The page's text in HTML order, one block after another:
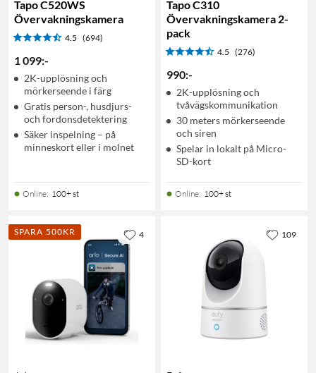
Tapo C520WS
Övervakningskamera
4.5 (694)
1 099:-
2K-upplösning och
mörkerseende i färg
Gratis person-, husdjurs-
och fordonsdetektering
Säker inspelning – på
minneskort eller i molnet
Online: 100+ st
Tapo C310
Övervakningskamera 2-
pack
4.5 (276)
990:-
2K-upplösning och
tvåvägskommunikation
30 meters mörkerseende
och siren
Spelar in lokalt på Micro-
SD-kort
Online: 100+ st
SPARA 500KR 4 109